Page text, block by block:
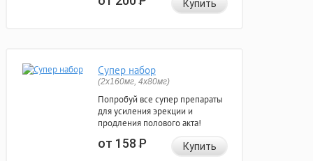
Купить
Супер набор
(2х160мг, 4х80мг)
Попробуй все супер препараты
для усиления эрекции и
продления полового акта!
от 158Р Купить